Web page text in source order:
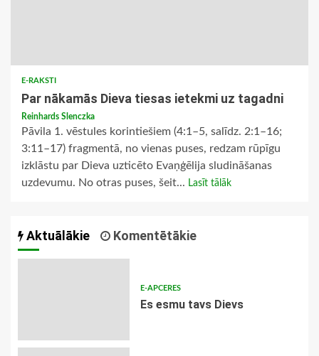
E-RAKSTI
Par nākamās Dieva tiesas ietekmi uz tagadni
Reinhards Slenczka
Pāvila 1. vēstules korintiešiem (4:1–5, salīdz. 2:1–16;
3:11–17) fragmentā, no vienas puses, redzam rūpīgu
izklāstu par Dieva uzticēto Evaņģēlija sludināšanas
uzdevumu. No otras puses, šeit... Lasīt tālāk
Aktuālākie Komentētākie
E-APCERES
Es esmu tavs Dievs